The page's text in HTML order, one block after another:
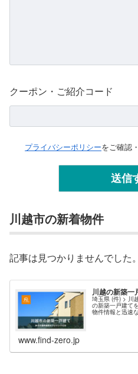
クーポン・ご紹介コード
プライバシーポリシーをご確認
川越市の新着物件
記事は見つかりませんでした。
川越の新築一
埼玉県 (件) > 川
の新築一戸建て
物件情報と迅速
笠幡、寺尾、
www.find-zero.jp